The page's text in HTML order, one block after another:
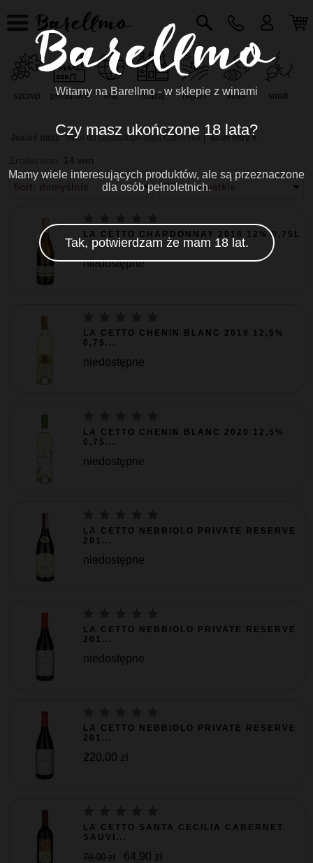
kraj
producent region
szczep kolor smak
rodzaj
Jesteś tutaj: Valle de Guadalupe-Baja California usuń filtry x
Filtr: wszystkie
LA CETTO CHARDONNAY 2018 12% 0,75L
niedostępne
LA CETTO CHENIN BLANC 2018 12,5%
0,75...
niedostępne
LA CETTO CHENIN BLANC 2020 12,5%
0,75...
niedostępne
LA CETTO NEBBIOLO PRIVATE RESERVE
201...
niedostępne
LA CETTO NEBBIOLO PRIVATE RESERVE
201...
niedostępne
LA CETTO NEBBIOLO PRIVATE RESERVE
201...
220,00 zł
LA CETTO SANTA CECILIA CABERNET
SAUVI...
70,00 zł 64,90 zł
Witamy na Barellmo - w sklepie z winami
Czy masz ukończone 18 lata?
Mamy wiele interesujących produktów, ale są przeznaczone
dla osób pełnoletnich.
Tak, potwierdzam że mam 18 lat.